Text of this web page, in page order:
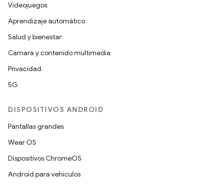
Videojuegos
Aprendizaje automático
Salud y bienestar
Cámara y contenido multimedia
Privacidad
5G
DISPOSITIVOS ANDROID
Pantallas grandes
Wear OS
Dispositivos ChromeOS
Android para vehículos